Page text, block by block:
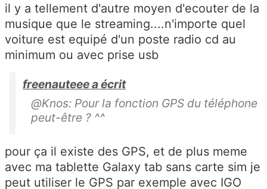
il y a tellement d'autre moyen d'ecouter de la
musique que le streaming....n'importe quel
voiture est equipé d'un poste radio cd au
minimum ou avec prise usb
freenauteee a écrit
@Knos: Pour la fonction GPS du téléphone
peut-être ? ^^
pour ça il existe des GPS, et de plus meme
avec ma tablette Galaxy tab sans carte sim je
peut utiliser le GPS par exemple avec IGO